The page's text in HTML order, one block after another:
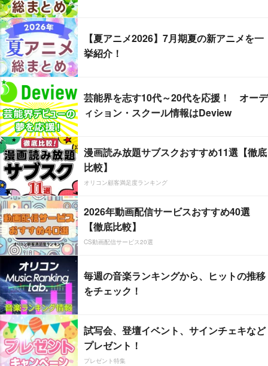
【夏アニメ2026】7月期夏の新アニメを一
挙紹介！
芸能界を志す10代～20代を応援！ オーデ
ィション・スクール情報はDeview
漫画読み放題サブスクおすすめ11選【徹底
比較】
オリコン顧客満足度ランキング
2026年動画配信サービスおすすめ40選
【徹底比較】
CS動画配信サービス20選
毎週の音楽ランキングから、ヒットの推移
をチェック！
試写会、登壇イベント、サインチェキなど
プレゼント！
プレゼント特集